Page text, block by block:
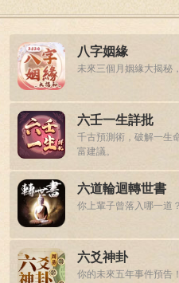
八字姻緣
未來三個月姻緣大揭秘
六壬一生詳批
千古預測術，破解一生
富建議。
六道輪迴轉世書
你上輩子曾落入哪一道
六爻神卦
你的未來五年事件預告